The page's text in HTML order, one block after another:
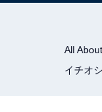
All About
イチオシ